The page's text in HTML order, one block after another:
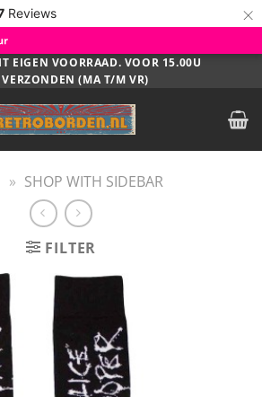
Reviews ×
EIGEN VOORRAAD. VOOR 15.00U
(MA T/M VR)
» SHOP WITH SIDEBAR
FILTER